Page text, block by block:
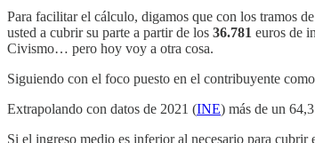
Para facilitar el cálculo, digamos que con los tramos
usted a cubrir su parte a partir de los 36.781 euros de
Civismo… pero hoy voy a otra cosa.
Siguiendo con el foco puesto en el contribuyente
Extrapolando con datos de 2021 (INE) más de un
Si el ingreso medio es inferior al necesario para cubrir